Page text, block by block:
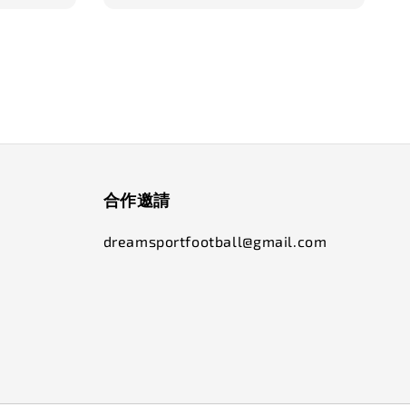
合作邀請
dreamsportfootball@gmail.com